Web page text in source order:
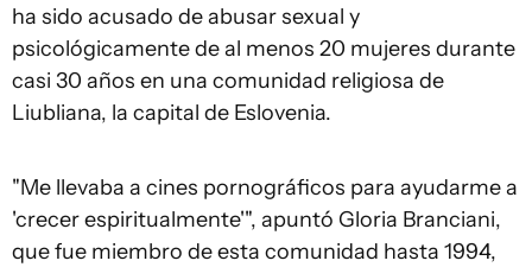
ha sido acusado de abusar sexual y
psicológicamente de al menos 20 mujeres durante
casi 30 años en una comunidad religiosa de
Liubliana, la capital de Eslovenia.
"Me llevaba a cines pornográficos para ayudarme a
'crecer espiritualmente'", apuntó Gloria Branciani,
que fue miembro de esta comunidad hasta 1994,